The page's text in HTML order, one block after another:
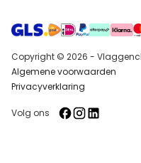
Copyright © 2026 -
Algemene voorwaarden
Privacyverklaring
Volg ons